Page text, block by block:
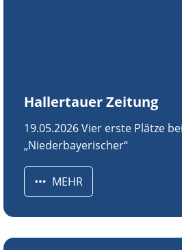
Hallertauer Zeitung
19.05.2026 Vier erste Plätze bei
„Niederbayerischer“
MEHR